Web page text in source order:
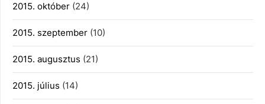
2015. október (24)
2015. szeptember (10)
2015. augusztus (21)
2015. július (14)